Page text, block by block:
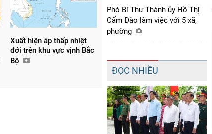
Xuất hiện áp thấp nhiệt
đới trên khu vực vịnh Bắc
Bộ
Phó Bí Thư Thành ủy Hồ Thị
Cẩm Đào làm việc với 5 xã,
phường
ĐỌC NHIỀU